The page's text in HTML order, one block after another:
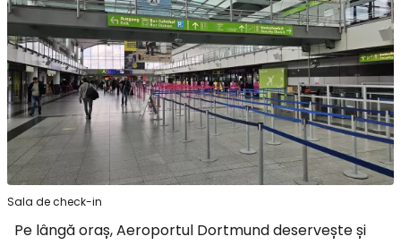
Sala de check-in
Pe lângă oraș, Aeroportul Dortmund deservește și